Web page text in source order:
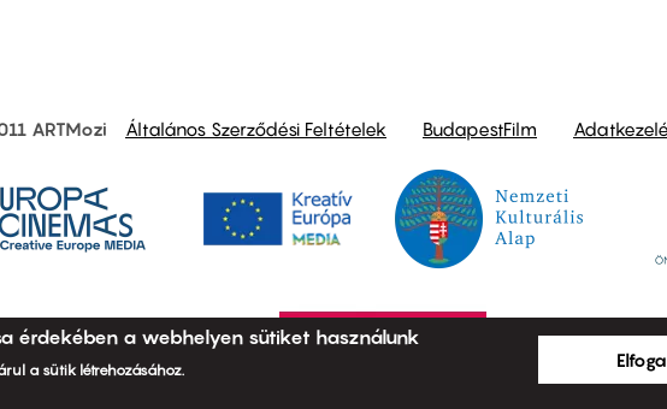
ARTMozi Általános Szerződési Feltételek BudapestFilm
érdekében a webhelyen sütiket használunk
a sütik létrehozásához.